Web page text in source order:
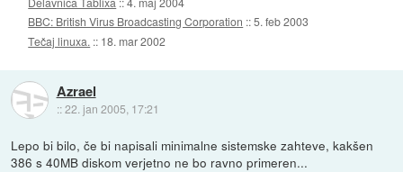
BBC: British Virus Broadcasting Corporation ::5. feb 2003
Tečaj linuxa. :: 18. mar 2002
Azrael
::22. jan 2005, 17:21
Lepo bi bilo, če bi napisali minimalne sistemske zahteve, kakšen
386 s 40MB diskom verjetno ne bo ravno primeren...